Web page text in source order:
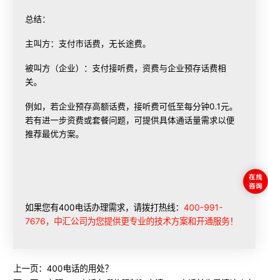
‌总结‌：
‌主叫方‌：支付市话费，无长途费。
‌被叫方（企业）‌：支付接听费，资费与企业预存话费相
关。
例如，若企业预存高额话费，接听费可低至每分钟0.1元。
若有进一步资费或套餐问题，可提供具体通话量需求以便
推荐最优方案。
如果您有400电话办理需求，请拨打热线：400-991-
7676，中汇公司为您提供更专业的技术方案和开通服务！
上一页： 400电话的用处？